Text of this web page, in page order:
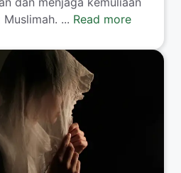
... Read more